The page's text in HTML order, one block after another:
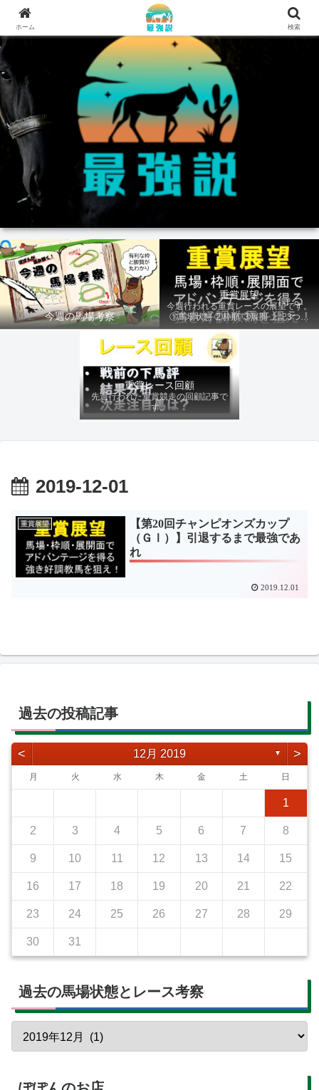
今週の馬場考察
重賞展望
今週行われる重賞レースの展望です。
①馬場状態 ②枠順 ③展開 上記3つの
ファクターから有利にレースを運べる
馬を導き、追い切りの動きを加味して
最終評価を下します。
重賞レース回顧
先週行われた重賞競走の回顧記事で
す。
2019-12-01
重賞展望
【第20回チャンピオンズカップ
（ＧⅠ）】引退するまで最強であ
れ
2019.12.01
過去の投稿記事
< 12月 2019 ▼ >
月 火 水 木 金 土 日
1
2 3 4 5 6 7 8
9 10 11 12 13 14 15
16 17 18 19 20 21 22
23 24 25 26 27 28 29
30 31
過去の馬場状態とレース考察
ホーム 検索